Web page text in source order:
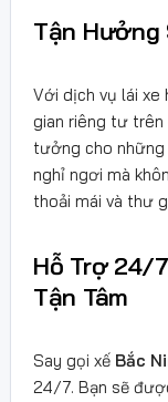
Tận Hưởng
Với dịch vụ lái xe
gian riêng tư trên
tưởng cho những
nghỉ ngơi mà
thoải mái và thư
Hỗ Trợ 24/
Tận Tâm
Say gọi xế Bắc
24/7. Bạn sẽ